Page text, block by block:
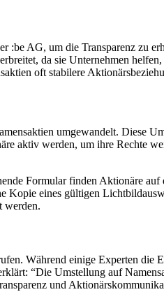
AG, um die Transparenz zu
da sie Unternehmen
oft stabilere
umgewandelt. Diese
aktiv werden, um ihre Rechte
Formular finden Aktionäre auf
Kopie eines gültigen
werden.
Während einige Experten die
“Die Umstellung auf
und